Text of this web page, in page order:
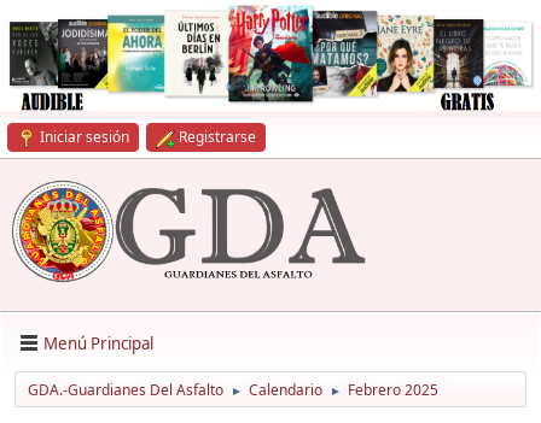
Iniciar sesión Registrarse
Menú Principal
GDA.-Guardianes Del Asfalto ► Calendario ► Febrero 2025